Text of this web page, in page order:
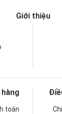
Giới thiệu
toán